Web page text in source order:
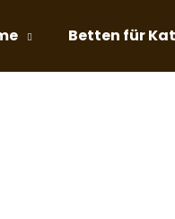
Betten für